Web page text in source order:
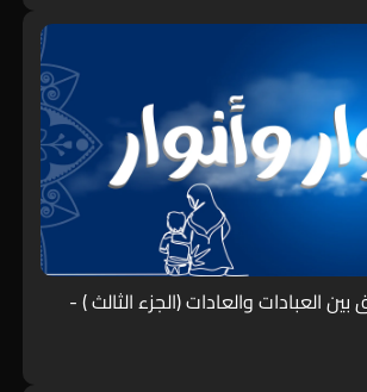
بين العبادات والعادات (الجزء الثالث ) -